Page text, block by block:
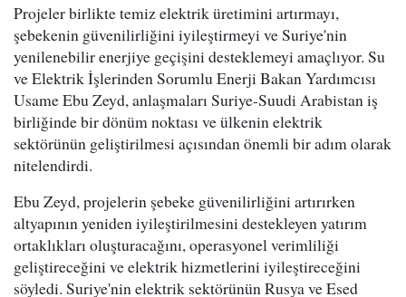
Projeler birlikte temiz elektrik üretimini artırmayı,
şebekenin güvenilirliğini iyileştirmeyi ve Suriye'nin
yenilenebilir enerjiye geçişini desteklemeyi amaçlıyor. Su
ve Elektrik İşlerinden Sorumlu Enerji Bakan Yardımcısı
Usame Ebu Zeyd, anlaşmaları Suriye-Suudi Arabistan iş
birliğinde bir dönüm noktası ve ülkenin elektrik
sektörünün geliştirilmesi açısından önemli bir adım olarak
nitelendirdi.
Ebu Zeyd, projelerin şebeke güvenilirliğini artırırken
altyapının yeniden iyileştirilmesini destekleyen yatırım
ortaklıkları oluşturacağını, operasyonel verimliliği
geliştireceğini ve elektrik hizmetlerini iyileştireceğini
söyledi. Suriye'nin elektrik sektörünün Rusya ve Esed